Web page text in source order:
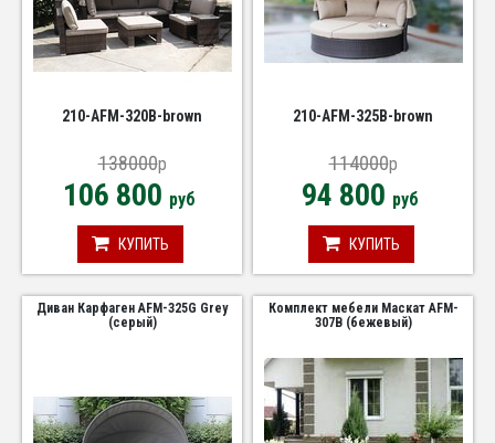
210-AFM-320B-brown
138000p
106 800 руб
КУПИТЬ
210-AFM-325B-brown
114000p
94 800 руб
КУПИТЬ
Диван Карфаген AFM-325G Grey
(серый)
Комплект мебели Маскат AFM-
307B (бежевый)